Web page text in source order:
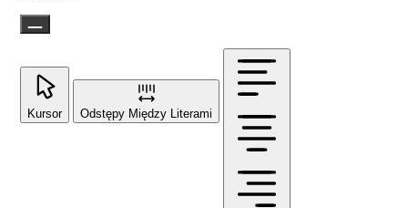
Kursor Odstępy Między Literami